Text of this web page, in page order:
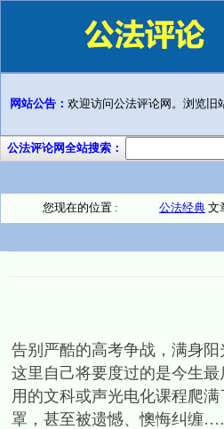
网站公告： 欢迎访问公法评论网。浏览旧
公法评论网全站搜索：
您现在的位置 : 公法经典 文
告别严酷的高考争战，满身
这里自己将要度过的是今生
用的文科或声光电化课程爬
罩，甚至被遗憾、懊悔纠缠